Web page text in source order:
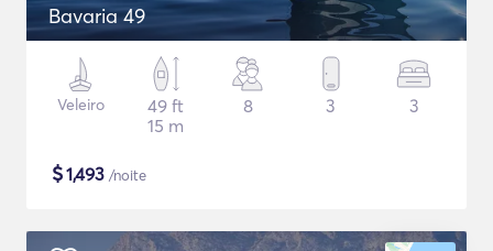
Bavaria 49
Veleiro
49 ft
15 m
8 3 3
$1,493 /noite